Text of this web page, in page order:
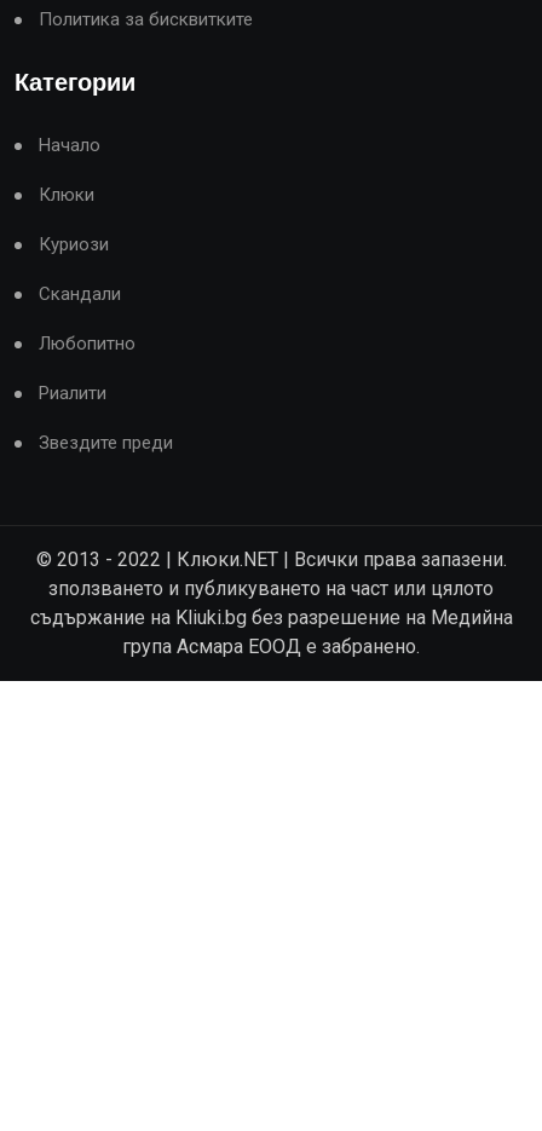
Политика за бисквитките
Категории
Начало
Клюки
Куриози
Скандали
Любопитно
Риалити
Звездите преди
© 2013 - 2022 | Клюки.NET | Всички права запазени.
зползването и публикуването на част или цялото
съдържание на Kliuki.bg без разрешение на Медийна
група Асмара ЕООД е забранено.